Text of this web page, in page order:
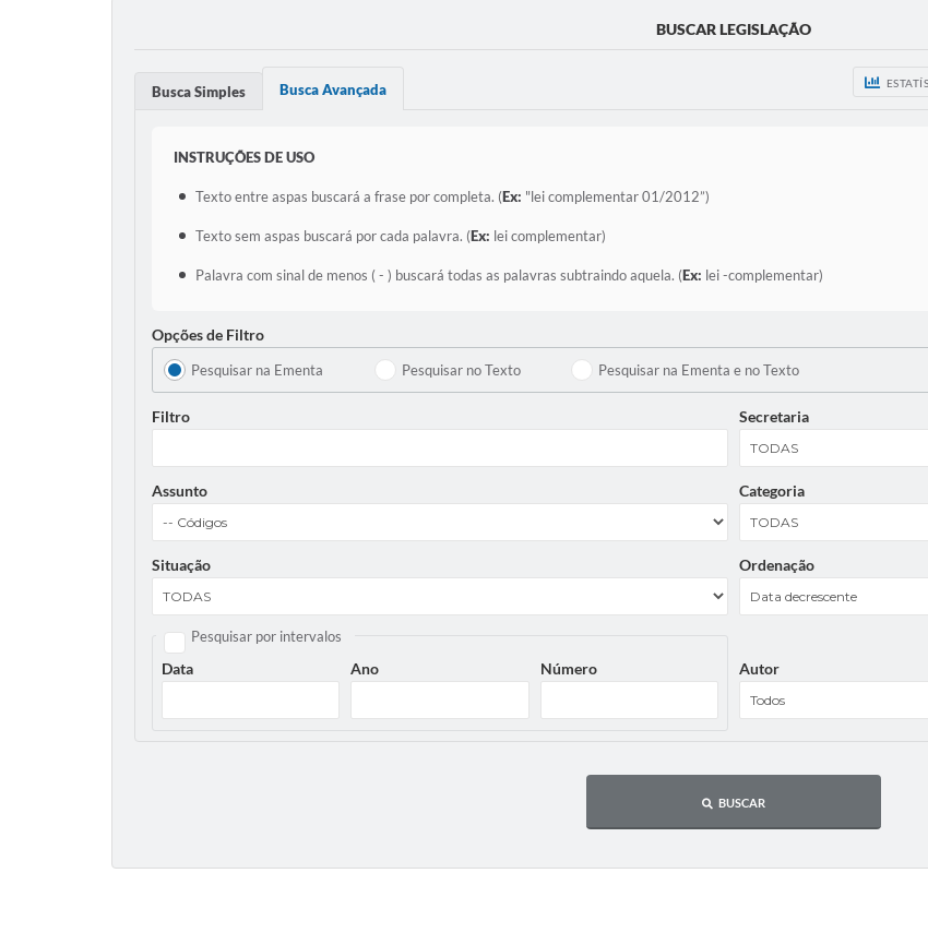
BUSCAR LEGISLAÇÃO
Busca Simples Busca Avançada
INSTRUÇÕES DE USO
Texto entre aspas buscará a frase por completa. (Ex: "lei complementar 01/2012”)
Texto sem aspas buscará por cada palavra. (Ex: lei complementar)
Palavra com sinal de menos ( - ) buscará todas as palavras subtraindo aquela. (Ex: lei -complementar)
Opções de Filtro
Pesquisar na Ementa Pesquisar no Texto Pesquisar na Ementa e no Texto
Filtro Secretaria
Assunto Categoria
Situação Ordenação
Pesquisar por intervalos
Data Ano Número Autor
BUSCAR